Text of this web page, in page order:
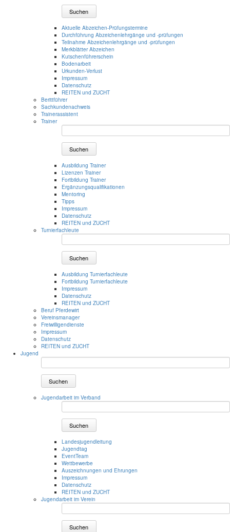
Suchen
Aktuelle Abzeichen-Prüfungstermine
Durchführung Abzeichenlehrgänge und -prüfungen
Teilnahme Abzeichenlehrgänge und -prüfungen
Merkblätter Abzeichen
Kutschenführerschein
Bodenarbeit
Urkunden-Verlust
Impressum
Datenschutz
REITEN und ZUCHT
Berittführer
Sachkundenachweis
Trainerassistent
Trainer
Suchen
Ausbildung Trainer
Lizenzen Trainer
Fortbildung Trainer
Ergänzungsqualifikationen
Mentoring
Tipps
Impressum
Datenschutz
REITEN und ZUCHT
Turnierfachleute
Suchen
Ausbildung Turnierfachleute
Fortbildung Turnierfachleute
Impressum
Datenschutz
REITEN und ZUCHT
Beruf Pferdewirt
Vereinsmanager
Freiwilligendienste
Impressum
Datenschutz
REITEN und ZUCHT
Jugend
Suchen
Jugendarbeit im Verband
Suchen
Landesjugendleitung
Jugendtag
EventTeam
Wettbewerbe
Auszeichnungen und Ehrungen
Impressum
Datenschutz
REITEN und ZUCHT
Jugendarbeit im Verein
Suchen